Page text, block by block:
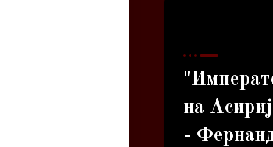
на
-